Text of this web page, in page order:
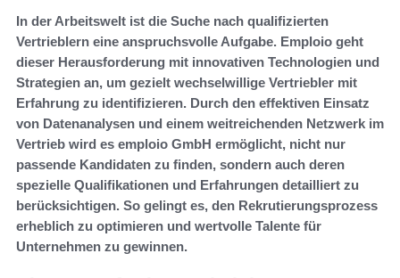
In der Arbeitswelt ist die Suche nach qualifizierten
Vertrieblern eine anspruchsvolle Aufgabe. Emploio geht
dieser Herausforderung mit innovativen Technologien und
Strategien an, um gezielt wechselwillige Vertriebler mit
Erfahrung zu identifizieren. Durch den effektiven Einsatz
von Datenanalysen und einem weitreichenden Netzwerk im
Vertrieb wird es emploio GmbH ermöglicht, nicht nur
passende Kandidaten zu finden, sondern auch deren
spezielle Qualifikationen und Erfahrungen detailliert zu
berücksichtigen. So gelingt es, den Rekrutierungsprozess
erheblich zu optimieren und wertvolle Talente für
Unternehmen zu gewinnen.